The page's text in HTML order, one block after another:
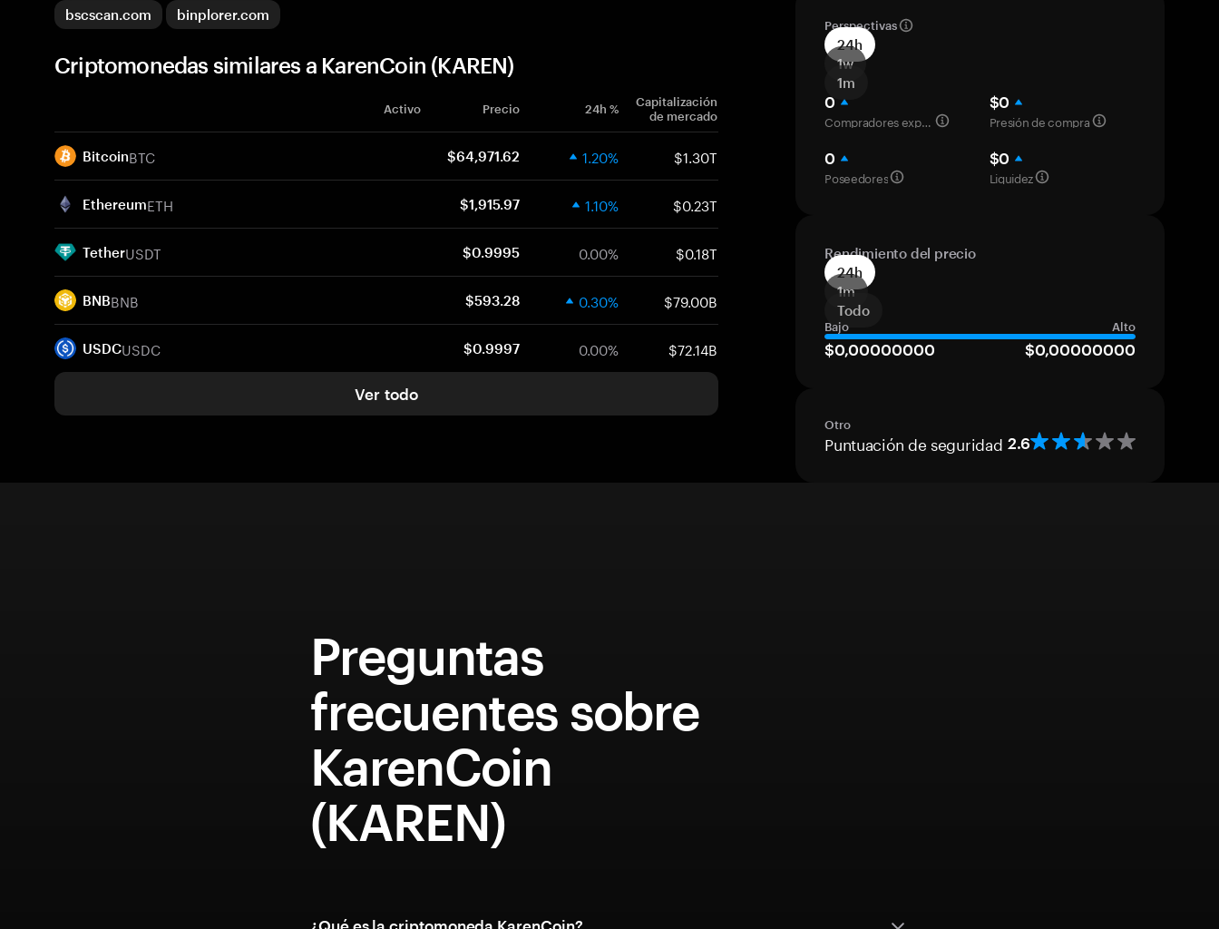
Perspectivas
24h
1w
1m
0
Compradores experimentados
$0
Presión de compra
0
Poseedores
$0
Liquidez
Rendimiento del precio
24h
1m
Todo
Bajo Alto
$0,00000000 $0,00000000
Otro
Puntuación de seguridad 2.6
bscscan.com
binplorer.com
Criptomonedas similares a KarenCoin (KAREN)
Activo Precio 24h %
Capitalización
de mercado
BitcoinBTC $64,971.62 1.20% $1.30T
EthereumETH $1,915.97 1.10% $0.23T
TetherUSDT $0.9995 0.00% $0.18T
BNBBNB $593.28 0.30% $79.00B
USDCUSDC $0.9997 0.00% $72.14B
Ver todo
Preguntas
frecuentes sobre
KarenCoin
(KAREN)
¿Qué es la criptomoneda KarenCoin?